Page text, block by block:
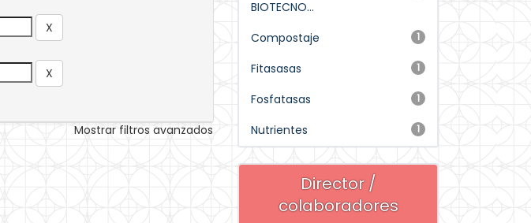
Mostrar filtros avanzados
BIOTECNO...
1
Compostaje
1
Fitasasas
1
Fosfatasas
1
Nutrientes
Director /
colaboradores